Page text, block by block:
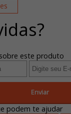
este produto
Enviar
podem te ajudar